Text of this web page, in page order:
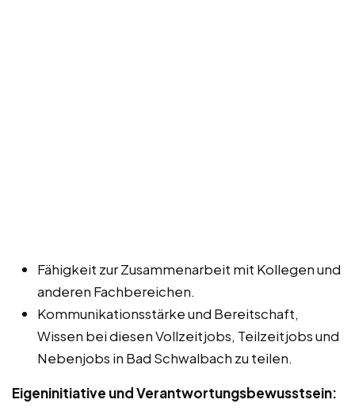
Fähigkeit zur Zusammenarbeit mit Kollegen und
anderen Fachbereichen.
Kommunikationsstärke und Bereitschaft,
Wissen bei diesen Vollzeitjobs, Teilzeitjobs und
Nebenjobs in Bad Schwalbach zu teilen.
Eigeninitiative und Verantwortungsbewusstsein: